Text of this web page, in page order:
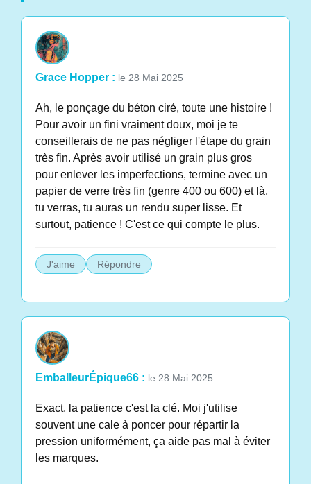
Grace Hopper : le 28 Mai 2025
Ah, le ponçage du béton ciré, toute une histoire !
Pour avoir un fini vraiment doux, moi je te
conseillerais de ne pas négliger l'étape du grain
très fin. Après avoir utilisé un grain plus gros
pour enlever les imperfections, termine avec un
papier de verre très fin (genre 400 ou 600) et là,
tu verras, tu auras un rendu super lisse. Et
surtout, patience ! C'est ce qui compte le plus.
J'aime Répondre
EmballeurÉpique66 : le 28 Mai 2025
Exact, la patience c'est la clé. Moi j'utilise
souvent une cale à poncer pour répartir la
pression uniformément, ça aide pas mal à éviter
les marques.